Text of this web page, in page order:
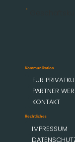
Kommunikation
FÜR
PARTNER
KONTAKT
Rechtliches
IMPRESSUM